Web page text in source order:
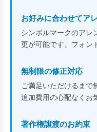
お好みに合わせてア
シンボルマークのアレ
更が可能です。フォン
無制限の修正対応
ご満足いただけるまで
追加費用の心配なくお
著作権譲渡のお約束